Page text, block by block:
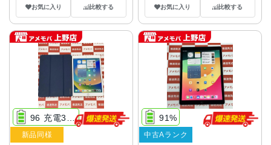
お気に入り 比較する お気に入り 比較する
96 充電36回
新品同様
91%
中古Aランク